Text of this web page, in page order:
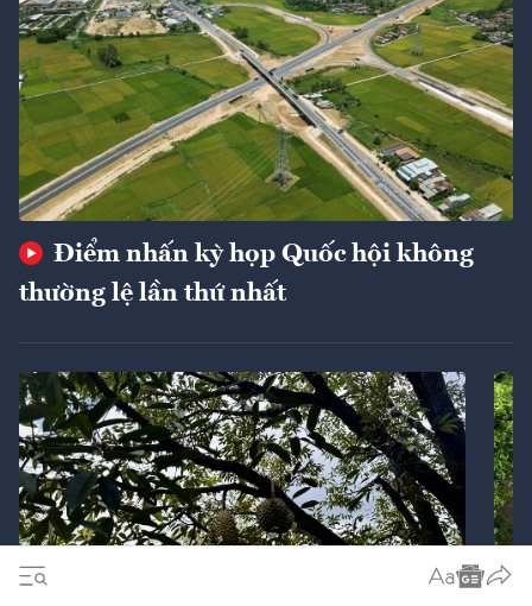
Điểm nhấn kỳ họp Quốc hội không
thường lệ lần thứ nhất